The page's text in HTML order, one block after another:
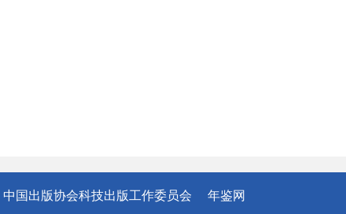
中国出版协会科技出版工作委员会 年鉴网